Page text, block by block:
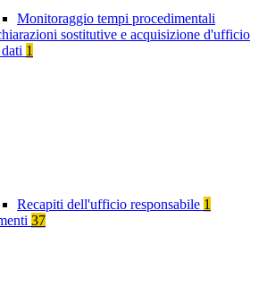
Monitoraggio tempi procedimentali
sostitutive e acquisizione d'ufficio
1
Recapiti dell'ufficio responsabile 1
37